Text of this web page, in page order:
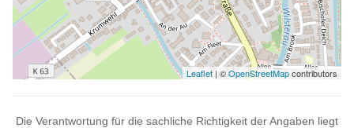
Leaflet| ©OpenStreetMapcontributors
Die Verantwortung für die sachliche Richtigkeit der Angaben liegt